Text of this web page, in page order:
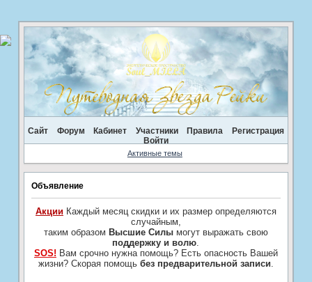
Сайт Форум Кабинет Участники Правила
Регистрация
Войти
Активные темы
Объявление
АкцииКаждый месяц скидки и их размер определяются
случайным,
таким образом Высшие Силымогут выражать свою
поддержку и волю
SOS! Вам срочно нужна помощь? Есть опасность Вашей
жизни? Скорая помощь без предварительной записи